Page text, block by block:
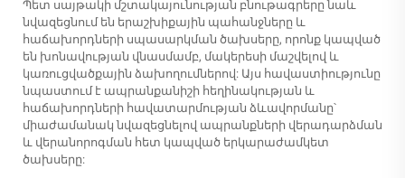
Պետ սայթակի մշտակայունության բնութագրերը նաև
նվազեցնում են երաշխիքային պահանջները և
հաճախորդների սպասարկման ծախսերը, որոնք կապված
են խոնավության վնասմամբ, մակերեսի մաշվելով և
կառուցվածքային ձախողումներով: Այս հավաստիությունը
նպաստում է ապրանքանիշի հեղինակության և
հաճախորդների հավատարմության ձևավորմանը՝
միաժամանակ նվազեցնելով ապրանքների վերադարձման
և վերանորոգման հետ կապված երկարաժամկետ
ծախսերը: